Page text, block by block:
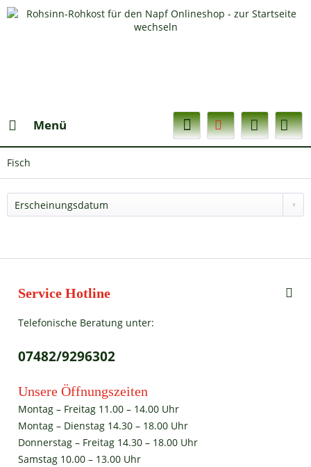
Menü
Fisch
Service Hotline
Telefonische Beratung unter:
07482/9296302
Unsere Öffnungszeiten
Montag – Freitag 11.00 – 14.00 Uhr
Montag – Dienstag 14.30 – 18.00 Uhr
Donnerstag – Freitag 14.30 – 18.00 Uhr
Samstag 10.00 – 13.00 Uhr